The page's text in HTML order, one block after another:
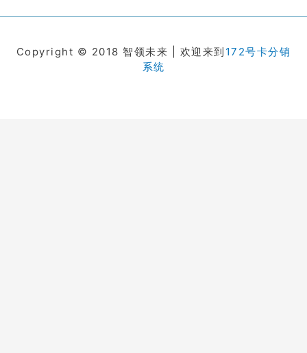
Copyright © 2018 智领未来 | 欢迎来到 172号卡分销
系统